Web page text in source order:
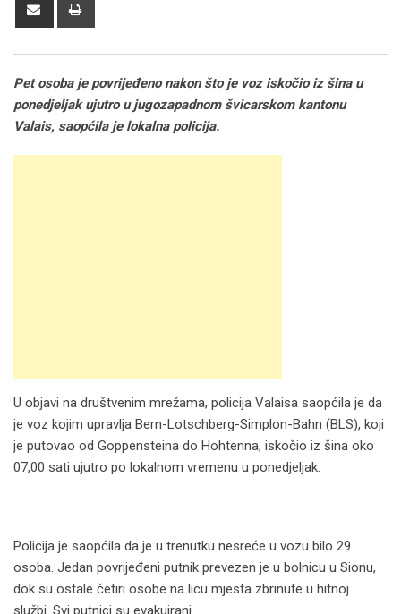
Pet osoba je povrijeđeno nakon što je voz iskočio iz šina u
ponedjeljak ujutro u jugozapadnom švicarskom kantonu
Valais, saopćila je lokalna policija.
U objavi na društvenim mrežama, policija Valaisa saopćila je da
je voz kojim upravlja Bern-Lotschberg-Simplon-Bahn (BLS), koji
je putovao od Goppensteina do Hohtenna, iskočio iz šina oko
07,00 sati ujutro po lokalnom vremenu u ponedjeljak.
Policija je saopćila da je u trenutku nesreće u vozu bilo 29
osoba. Jedan povrijeđeni putnik prevezen je u bolnicu u Sionu,
dok su ostale četiri osobe na licu mjesta zbrinute u hitnoj
službi. Svi putnici su evakuirani.